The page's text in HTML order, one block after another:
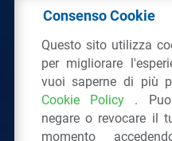
C.F.
Via San Vittore
Tel.: 02
Consenso Cookie
Questo sito utilizza
per migliorare
vuoi saperne di più
Cookie Policy .
negare o revocare il
momento